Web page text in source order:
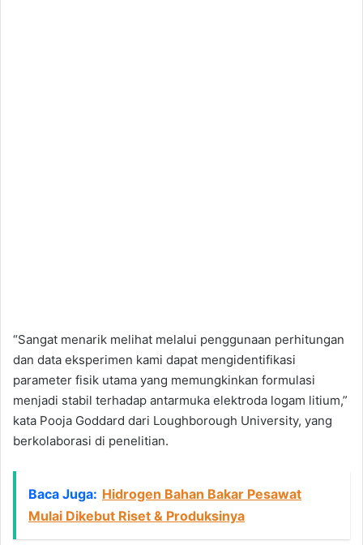
“Sangat menarik melihat melalui penggunaan perhitungan
dan data eksperimen kami dapat mengidentifikasi
parameter fisik utama yang memungkinkan formulasi
menjadi stabil terhadap antarmuka elektroda logam litium,”
kata Pooja Goddard dari Loughborough University, yang
berkolaborasi di penelitian.
Baca Juga: Hidrogen Bahan Bakar Pesawat
Mulai Dikebut Riset & Produksinya